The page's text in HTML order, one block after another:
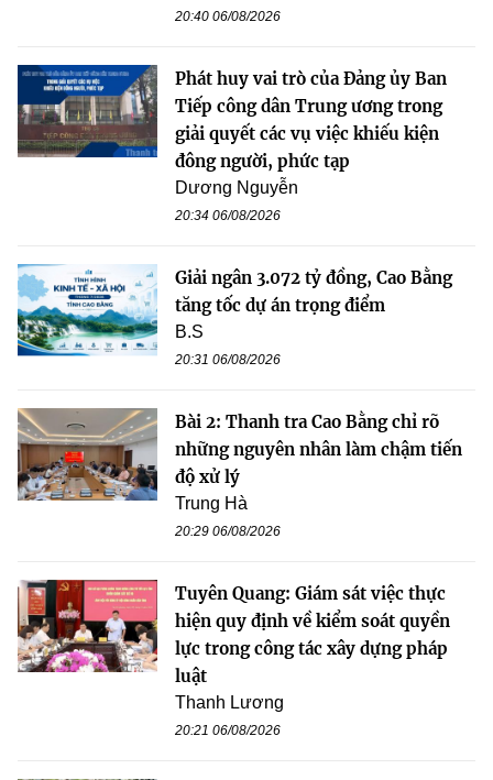
20:40 06/08/2026
Phát huy vai trò của Đảng ủy Ban
Tiếp công dân Trung ương trong
giải quyết các vụ việc khiếu kiện
đông người, phức tạp
Dương Nguyễn
20:34 06/08/2026
Giải ngân 3.072 tỷ đồng, Cao Bằng
tăng tốc dự án trọng điểm
B.S
20:31 06/08/2026
Bài 2: Thanh tra Cao Bằng chỉ rõ
những nguyên nhân làm chậm tiến
độ xử lý
Trung Hà
20:29 06/08/2026
Tuyên Quang: Giám sát việc thực
hiện quy định về kiểm soát quyền
lực trong công tác xây dựng pháp
luật
Thanh Lương
20:21 06/08/2026